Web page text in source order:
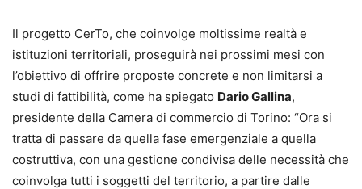
Il progetto CerTo, che coinvolge moltissime realtà e
istituzioni territoriali, proseguirà nei prossimi mesi con
l’obiettivo di offrire proposte concrete e non limitarsi a
studi di fattibilità, come ha spiegato Dario Gallina,
presidente della Camera di commercio di Torino: “Ora si
tratta di passare da quella fase emergenziale a quella
costruttiva, con una gestione condivisa delle necessità che
coinvolga tutti i soggetti del territorio, a partire dalle